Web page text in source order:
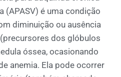
(APASV) é uma condição
diminuição ou ausência
dos glóbulos
óssea, ocasionando
anemia. Ela pode ocorrer